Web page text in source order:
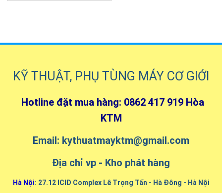
KỸ THUẬT, PHỤ TÙNG MÁY CƠ GIỚI
Hotline đặt mua hàng: 0862 417 919 Hòa
KTM
Email: kythuatmayktm@gmail.com
Địa chỉ vp - Kho phát hàng
Hà Nội: 27.12 ICID Complex Lê Trọng Tấn - Hà Đông - Hà Nội